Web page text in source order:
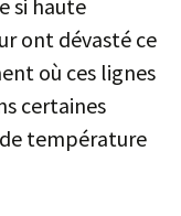
si haute
ont dévasté ce
où ces lignes
certaines
température